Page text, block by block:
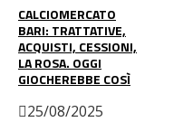
CALCIOMERCATO
BARI: TRATTATIVE,
ACQUISTI, CESSIONI,
LA ROSA. OGGI
GIOCHEREBBE COSÌ
25/08/2025